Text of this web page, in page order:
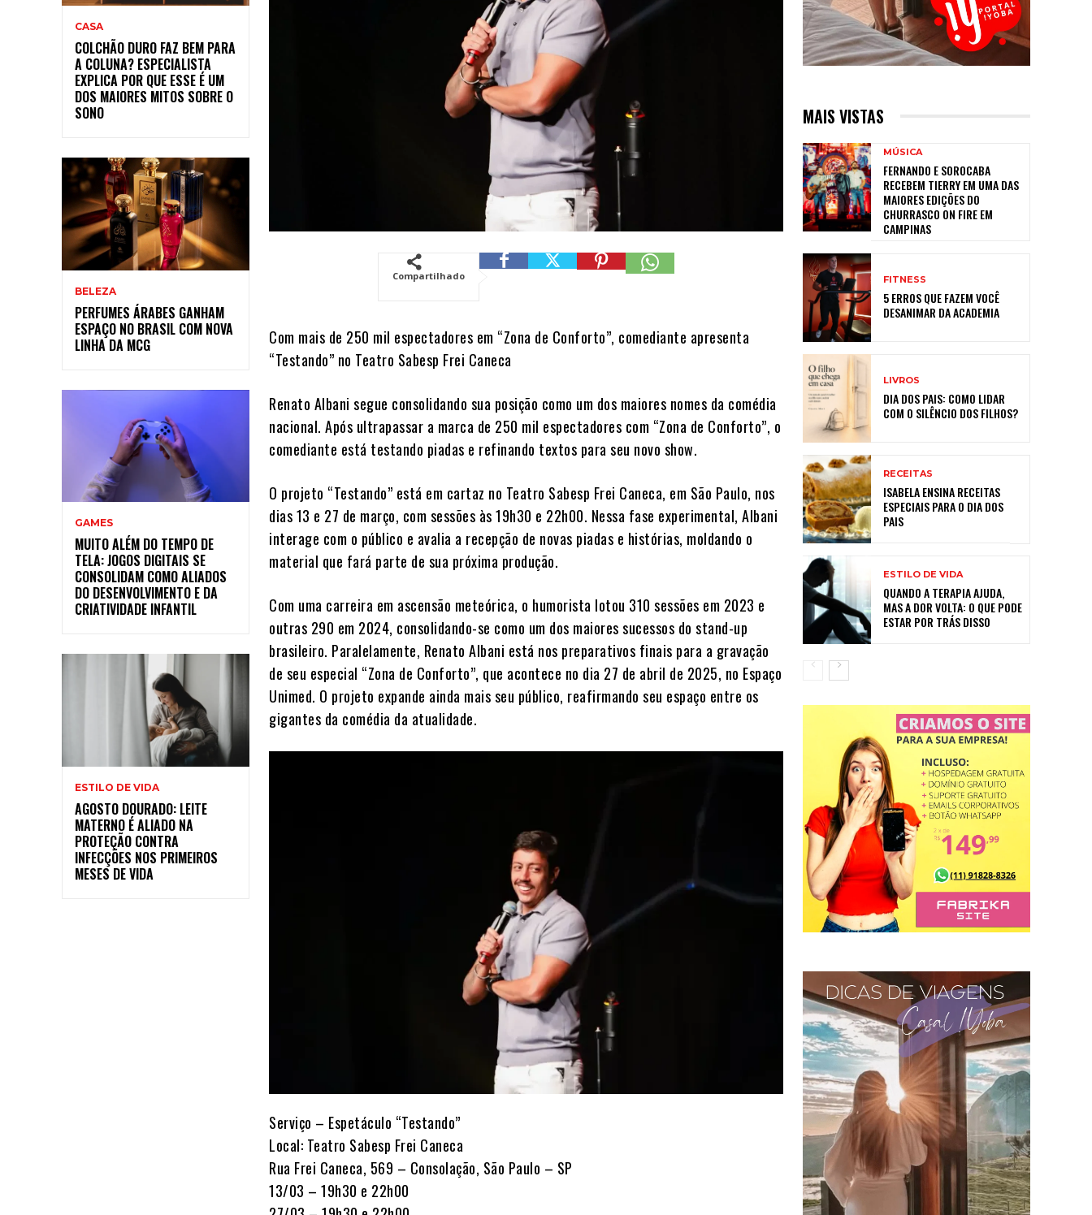
CASA
COLCHÃO DURO FAZ BEM PARA
A COLUNA? ESPECIALISTA
EXPLICA POR QUE ESSE É UM
DOS MAIORES MITOS SOBRE O
SONO
BELEZA
PERFUMES ÁRABES GANHAM
ESPAÇO NO BRASIL COM NOVA
LINHA DA MCG
GAMES
MUITO ALÉM DO TEMPO DE
TELA: JOGOS DIGITAIS SE
CONSOLIDAM COMO ALIADOS
DO DESENVOLVIMENTO E DA
CRIATIVIDADE INFANTIL
ESTILO DE VIDA
AGOSTO DOURADO: LEITE
MATERNO É ALIADO NA
PROTEÇÃO CONTRA
INFECÇÕES NOS PRIMEIROS
MESES DE VIDA
Compartilhado
Com mais de 250 mil espectadores em “Zona de Conforto”, comediante apresenta
“Testando” no Teatro Sabesp Frei Caneca
Renato Albani segue consolidando sua posição como um dos maiores nomes da comédia
nacional. Após ultrapassar a marca de 250 mil espectadores com “Zona de Conforto”, o
comediante está testando piadas e refinando textos para seu novo show.
O projeto “Testando” está em cartaz no Teatro Sabesp Frei Caneca, em São Paulo, nos
dias 13 e 27 de março, com sessões às 19h30 e 22h00. Nessa fase experimental, Albani
interage com o público e avalia a recepção de novas piadas e histórias, moldando o
material que fará parte de sua próxima produção.
Com uma carreira em ascensão meteórica, o humorista lotou 310 sessões em 2023 e
outras 290 em 2024, consolidando-se como um dos maiores sucessos do stand-up
brasileiro. Paralelamente, Renato Albani está nos preparativos finais para a gravação
de seu especial “Zona de Conforto”, que acontece no dia 27 de abril de 2025, no Espaço
Unimed. O projeto expande ainda mais seu público, reafirmando seu espaço entre os
gigantes da comédia da atualidade.
Serviço – Espetáculo “Testando”
Local: Teatro Sabesp Frei Caneca
Rua Frei Caneca, 569 – Consolação, São Paulo – SP
13/03 – 19h30 e 22h00
MAIS VISTAS
MÚSICA
FERNANDO E SOROCABA
RECEBEM TIERRY EM UMA DAS
MAIORES EDIÇÕES DO
CHURRASCO ON FIRE EM
CAMPINAS
FITNESS
5 ERROS QUE FAZEM VOCÊ
DESANIMAR DA ACADEMIA
LIVROS
DIA DOS PAIS: COMO LIDAR
COM O SILÊNCIO DOS FILHOS?
RECEITAS
ISABELA ENSINA RECEITAS
ESPECIAIS PARA O DIA DOS
PAIS
ESTILO DE VIDA
QUANDO A TERAPIA AJUDA,
MAS A DOR VOLTA: O QUE PODE
ESTAR POR TRÁS DISSO